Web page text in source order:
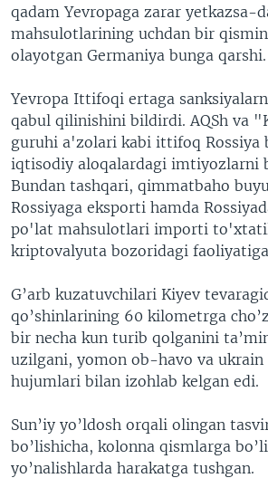
qadam Yevropaga zarar yetkazsa-
mahsulotlarining uchdan bir
olayotgan Germaniya bunga qarshi.
Yevropa Ittifoqi ertaga
qabul qilinishini bildirdi. AQSh va
guruhi a'zolari kabi ittifoq Rossiya
iqtisodiy aloqalardagi imtiyozlarni
Bundan tashqari, qimmatbaho
Rossiyaga eksporti hamda
po'lat mahsulotlari importi
kriptovalyuta bozoridagi
G’arb kuzatuvchilari Kiyev
qo’shinlarining 60 kilometrga
bir necha kun turib qolganini
uzilgani, yomon ob-havo va
hujumlari bilan izohlab kelgan edi.
Sun’iy yo’ldosh orqali olingan
bo’lishicha, kolonna qismlarga
yo’nalishlarda harakatga tushgan.